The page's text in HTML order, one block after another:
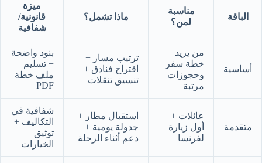
الباقة
مناسبة
لمن؟
ماذا تشمل؟
ميزة
قانونية/
شفافية
أساسية
من يريد
خطة سفر
وحجوزات
مرتبة
ترتيب مسار +
اقتراح فنادق +
تنسيق تنقلات
بنود واضحة
+ تسليم
ملف خطة
PDF
متقدمة
عائلات +
أول زيارة
لفرنسا
استقبال مطار +
جدولة يومية +
دعم أثناء الرحلة
شفافية في
التكاليف +
توثيق
الخيارات